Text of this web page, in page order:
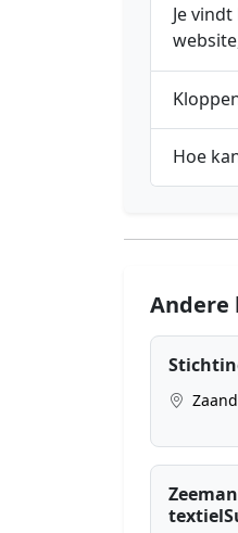
Je
Hoe
Andere
Zeeman